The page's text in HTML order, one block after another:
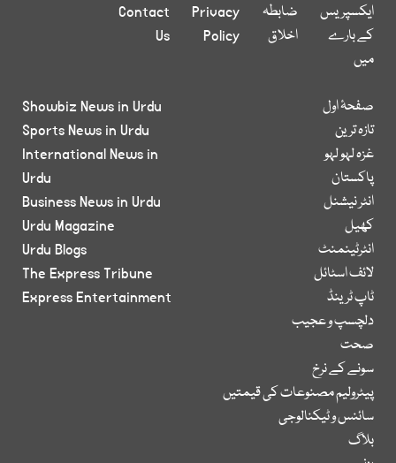
ایکسپریس
کے بارے
میں
ضابطہ
اخلاق
Privacy
Policy
Contact
Us
صفحۂ اول
تازہ ترین
غزہ لہو لہو
پاکستان
انٹر نیشنل
کھیل
انٹرٹینمنٹ
لائف اسٹائل
ٹاپ ٹرینڈ
دلچسپ و عجیب
صحت
سونے کے نرخ
پیٹرولیم مصنوعات کی قیمتیں
سائنس و ٹیکنالوجی
بلاگ
Showbiz News in Urdu
Sports News in Urdu
International News in
Urdu
Business News in Urdu
Urdu Magazine
Urdu Blogs
The Express Tribune
Express Entertainment